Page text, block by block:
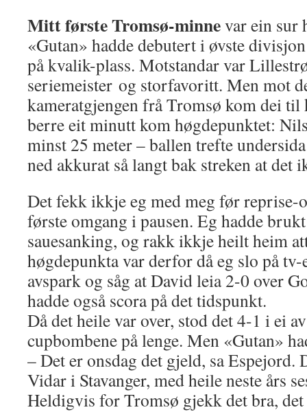
Mitt første Tromsø-minnevar ein sur
«Gutan» hadde debutert i øvste
på kvalik-plass. Motstandar var
seriemeister og storfavoritt. Men mot
kameratgjengen frå Tromsø kom dei
berre eit minutt kom høgdepunktet:
minst 25 meter – ballen trefte
ned akkurat så langt bak streken at det
Det fekk ikkje eg med meg før reprise-
første omgang i pausen. Eg hadde
sauesanking, og rakk ikkje heilt heim
høgdepunkta var derfor då eg slo på
avspark og såg at David leia 2-0 over
hadde også scora på det tidspunkt.
Då det heile var over, stod det 4-1 i ei
cupbombene på lenge. Men «Gutan»
– Det er onsdag det gjeld, sa Espejord.
Vidar i Stavanger, med heile neste års
Heldigvis for Tromsø gjekk det bra,